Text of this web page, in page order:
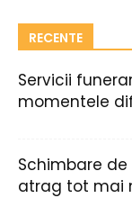
RECENTE
Servicii
momentele
Schimbare
atrag tot mai